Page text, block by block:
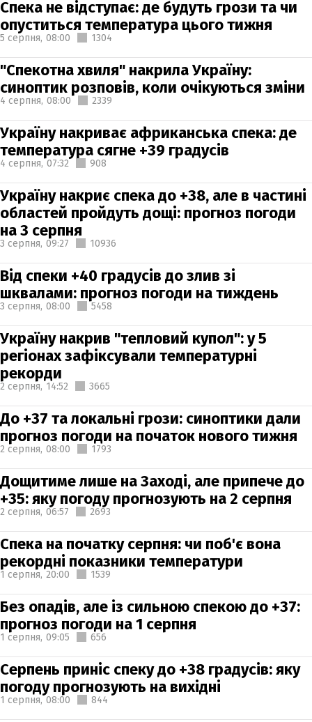
Спека не відступає: де будуть грози та чи
опуститься температура цього тижня
5 серпня, 08:00 1304
"Спекотна хвиля" накрила Україну:
синоптик розповів, коли очікуються зміни
4 серпня, 08:00 2339
Україну накриває африканська спека: де
температура сягне +39 градусів
4 серпня, 07:32 908
Україну накриє спека до +38, але в частині
областей пройдуть дощі: прогноз погоди
на 3 серпня
3 серпня, 09:27 10936
Від спеки +40 градусів до злив зі
шквалами: прогноз погоди на тиждень
3 серпня, 08:00 5458
Україну накрив "тепловий купол": у 5
регіонах зафіксували температурні
рекорди
2 серпня, 14:52 3665
До +37 та локальні грози: синоптики дали
прогноз погоди на початок нового тижня
2 серпня, 08:00 1793
Дощитиме лише на Заході, але припече до
+35: яку погоду прогнозують на 2 серпня
2 серпня, 06:57 2693
Спека на початку серпня: чи поб'є вона
рекордні показники температури
1 серпня, 20:00 1539
Без опадів, але із сильною спекою до +37:
прогноз погоди на 1 серпня
1 серпня, 09:05 656
Серпень приніс спеку до +38 градусів: яку
погоду прогнозують на вихідні
1 серпня, 08:00 844